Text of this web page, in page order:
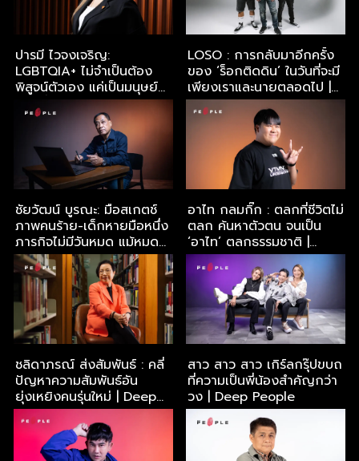
ปารมี ไวจงเจริญ:
LGBTQIA+ ไม่จำเป็นต้อง
พิสูจน์ตัวเอง แค่เป็นมนุษย์
คนหนึ่งก็พอ | Deep
People
LOSO : การกลับมาอีกครั้ง
ของ ‘ร็อกติดดิน’ ในวันที่จะมี
เพียงเราและนายตลอดไป |
Deep People
ชัยวัฒน์ บูรณะ: มือสเกตช์
ภาพคนร้าย-เด็กหายมือหนึ่ง
ภารกิจไม่มีวันหมด แม้หมด
อายุราชการ | Deep
People
อาไท กลมกิ๊ก : ตลกที่ชีวิตไม่
ตลก ค้นหาตัวตน จนเป็น
‘อาไท’ ตลกธรรมชาติ |
Deep People
ชลิดาภรณ์ ส่งสัมพันธ์ : คลี่
ปัญหาความสัมพันธ์อัน
ยุ่งเหยิงคนรุ่นใหม่ | Deep
People
สาว สาว สาว เกิร์ลกรุ๊ปขบถ
ที่ความเป็นพี่น้องสำคัญกว่า
วง | Deep People